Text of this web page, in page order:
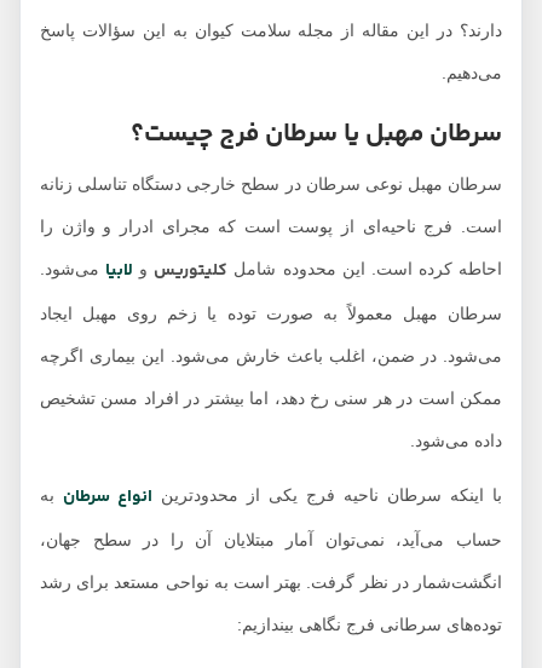
دارند؟ در این مقاله از مجله سلامت کیوان به این سؤالات پاسخ
می‌دهیم.
سرطان مهبل یا سرطان فرج چیست؟
سرطان مهبل نوعی سرطان در سطح خارجی دستگاه تناسلی زنانه
است. فرج ناحیه‌ای از پوست است که مجرای ادرار و واژن را
احاطه کرده است. این محدوده شاملکلیتوریسولابیامی‌شود.
سرطان مهبل معمولاً به صورت توده یا زخم روی مهبل ایجاد
می‌شود. در ضمن، اغلب باعث خارش می‌شود. این بیماری اگرچه
ممکن است در هر سنی رخ دهد، اما بیشتر در افراد مسن تشخیص
داده می‌شود.
با اینکه سرطان ناحیه فرج یکی از محدودترینانواع سرطانبه
حساب می‌آید، نمی‌توان آمار مبتلایان آن را در سطح جهان،
انگشت‌شمار در نظر گرفت. بهتر است به نواحی مستعد برای رشد
توده‌های سرطانی فرج نگاهی بیندازیم: